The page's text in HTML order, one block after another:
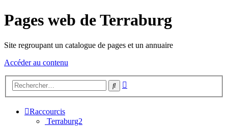
Pages web de Terraburg
Site regroupant un catalogue de pages et un annuaire
Accéder au contenu
Rechercher
Raccourcis
Terraburg2